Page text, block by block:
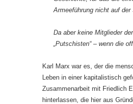
Armeeführung nicht auf
Da aber keine Mitglieder
„Putschisten“ – wenn die
Karl Marx war es, der die
Leben in einer kapitalistisch
Zusammenarbeit mit Friedlich
hinterlassen, die hier aus